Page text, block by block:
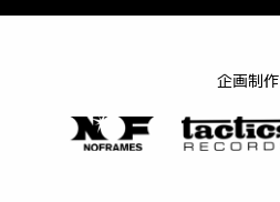
企画制作